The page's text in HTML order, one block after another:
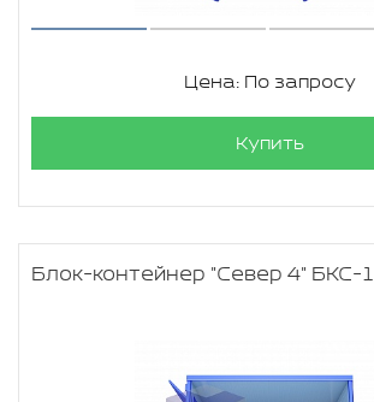
Цена: По запросу
Купить
Блок-контейнер "Север 4" БКС-1